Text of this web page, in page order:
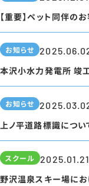
【重要】ペット同伴の
お知らせ
本沢小水力発電所 竣
お知らせ
上ノ平道路標識につい
スクール 2025.01.21
野沢温泉スキー場に